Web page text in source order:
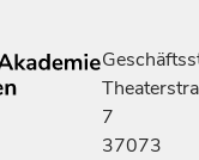
7
37073